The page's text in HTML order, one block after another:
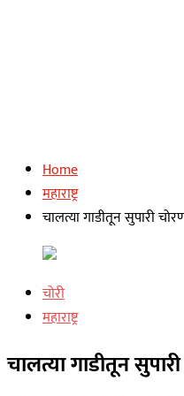
Home
महाराष्ट्र
चालत्या गाडीतून सुपारी
चोरी
महाराष्ट्र
चालत्या गाडीतून